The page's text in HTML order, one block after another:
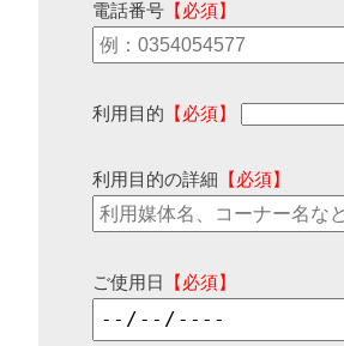
電話番号 【必須】
利用目的 【必須】
利用目的の詳細 【必須】
ご使用日 【必須】